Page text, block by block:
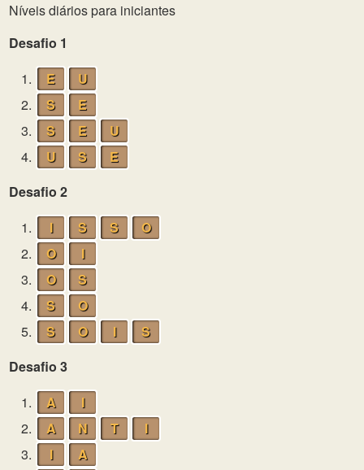
Níveis diários para iniciantes
Desafio 1
1.
E
U
2.
S
E
3.
S E
U
4.
U S
E
Desafio 2
1.
I S S
O
2.
O
I
3.
O
S
4.
S
O
5.
S O I
S
Desafio 3
1.
A
I
2.
A N T
I
3.
I
A